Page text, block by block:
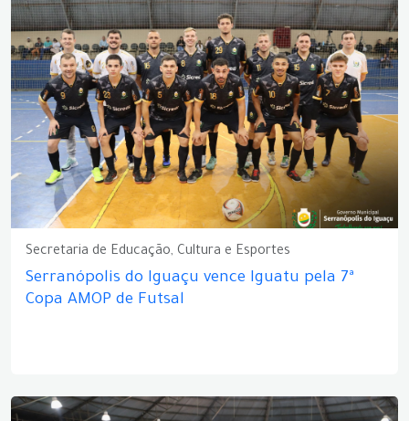
Secretaria de Educação, Cultura e Esportes
Serranópolis do Iguaçu vence Iguatu pela 7ª
Copa AMOP de Futsal